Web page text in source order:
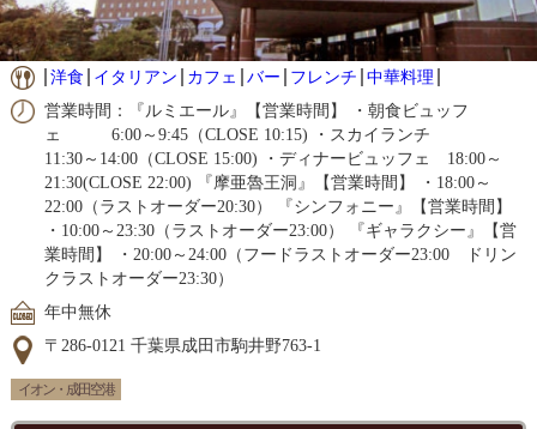
洋食 イタリアン カフェ バー フレンチ 中華料理
営業時間：『ルミエール』【営業時間】 ・朝食ビュッフ
ェ 6:00～9:45（CLOSE 10:15) ・スカイランチ
11:30～14:00（CLOSE 15:00) ・ディナービュッフェ 18:00～
21:30(CLOSE 22:00) 『摩亜魯王洞』【営業時間】 ・18:00～
22:00（ラストオーダー20:30） 『シンフォニー』【営業時間】
・10:00～23:30（ラストオーダー23:00） 『ギャラクシー』【営
業時間】 ・20:00～24:00（フードラストオーダー23:00 ドリン
クラストオーダー23:30）
年中無休
〒286-0121 千葉県成田市駒井野763-1
イオン・成田空港